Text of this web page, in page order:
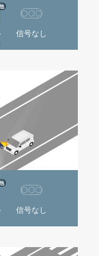
信号なし
信号なし